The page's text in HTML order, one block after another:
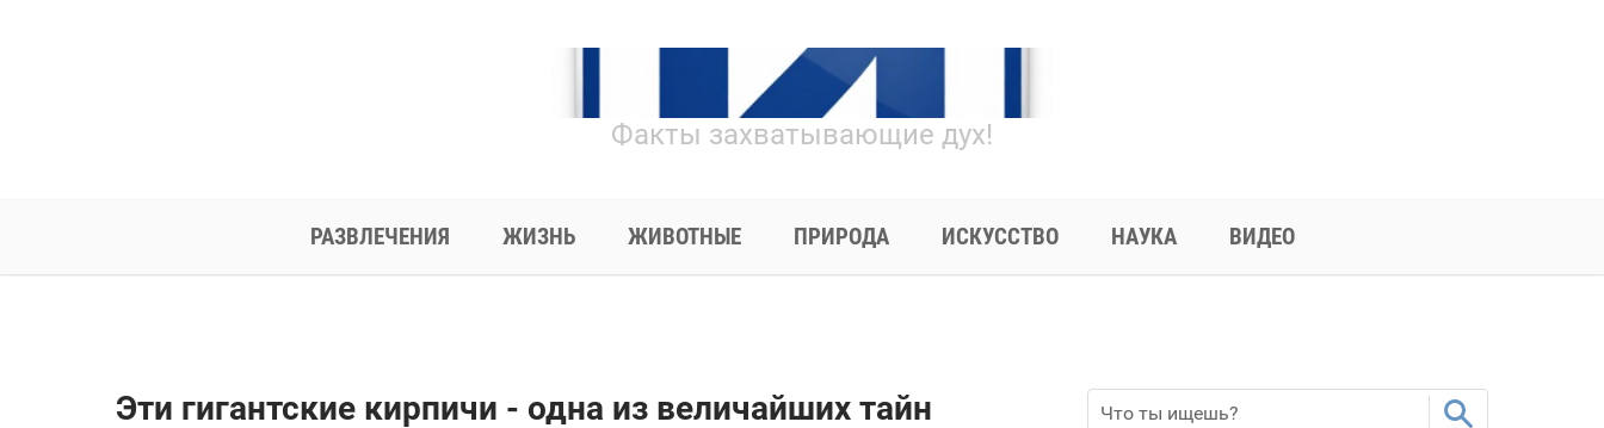
Факты захватывающие дух!
РАЗВЛЕЧЕНИЯ ЖИЗНЬ ЖИВОТНЫЕ ПРИРОДА ИСКУССТВО НАУКА ВИДЕО
Эти гигантские кирпичи - одна из величайших тайн